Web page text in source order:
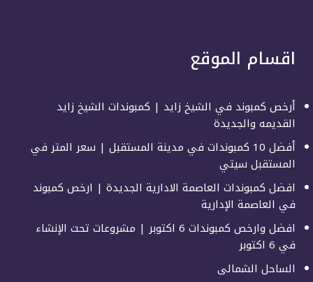
اقسام الموقع
أرخص كمبوند في الشيخ زايد | كمبوندات الشيخ زايد
القديمه والجديدة
أفضل 10 كمبوندات في مدينة المستقبل | سعر المتر في
المستقبل سيتي
افضل كمبوندات العاصمة الادارية الجديدة | ارخص كمبوند
في العاصمة الإدارية
افضل وارخص كمبوندات 6 اكتوبر | مشروعات تحت الإنشاء
في 6 اكتوبر
الساحل الشمالى